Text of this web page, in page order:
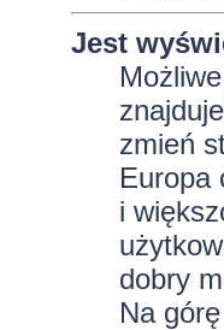
Jest
zmień
Europa
i
dobry
Na górę